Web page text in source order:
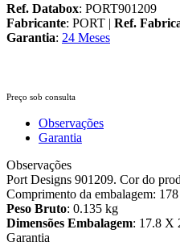
Ref. Databox: PORT901209
Fabricante: PORT | Ref.
Garantia: 24 Meses
Preço sob consulta
Observações
Garantia
Observações
Port Designs 901209. Cor do
Comprimento da embalagem:
Peso Bruto: 0.135 kg
Dimensões Embalagem: 17.8 X
Garantia